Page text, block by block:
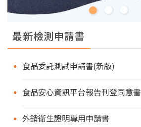
最新檢測申請書
食品委託測試申請書(新版)
食品安心資訊平台報告刊登同意書
外銷衛生證明專用申請書